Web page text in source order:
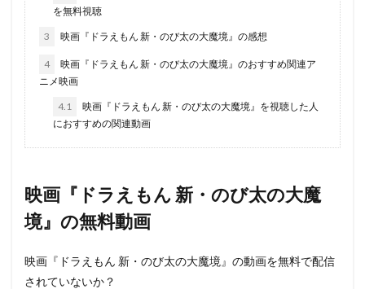
を無料視聴
3 映画『ドラえもん 新・のび太の大魔境』の感想
4
映画『ドラえもん 新・のび太の大魔境』のおすすめ関連ア
ニメ映画
4.1
映画『ドラえもん 新・のび太の大魔境』を視聴した人
におすすめの関連動画
映画『ドラえもん 新・のび太の大魔
境』の無料動画
映画『ドラえもん 新・のび太の大魔境』の動画を無料で配信
されていないか？